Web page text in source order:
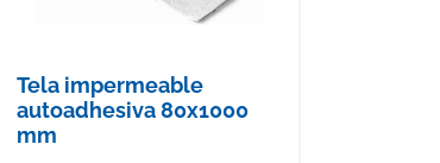
Tela impermeable
autoadhesiva 80x1000
mm